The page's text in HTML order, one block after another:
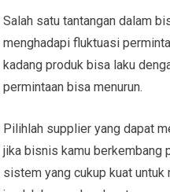
Salah satu tantangan dalam
menghadapi fluktuasi
kadang produk bisa laku
permintaan bisa menurun.
Pilihlah supplier yang dapat
jika bisnis kamu berkembang
sistem yang cukup kuat untuk